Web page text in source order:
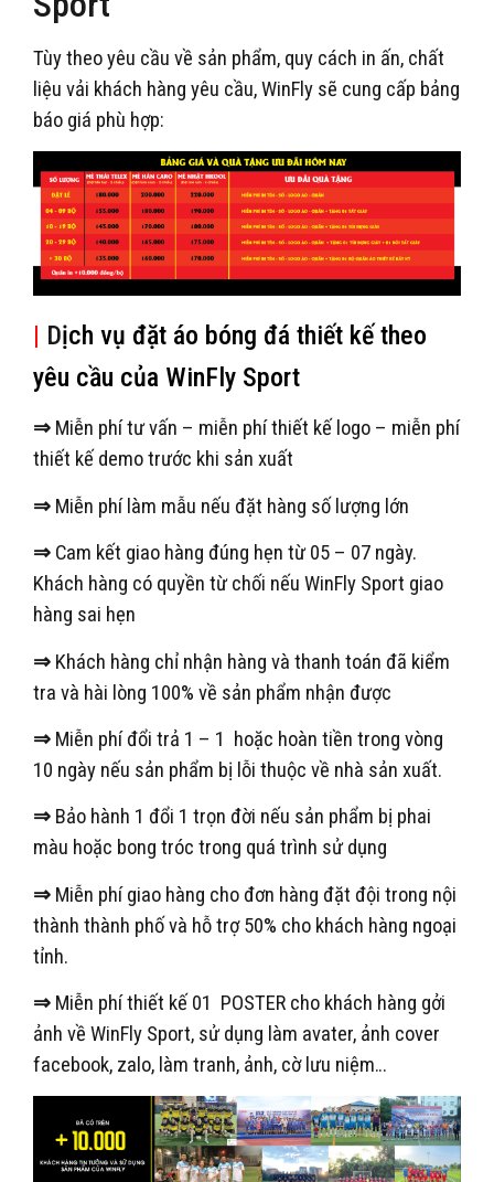
Tùy theo yêu cầu về sản phẩm, quy cách in ấn, chất
liệu vải khách hàng yêu cầu, WinFly sẽ cung cấp bảng
báo giá phù hợp:
| Dịch vụ đặt áo bóng đá thiết kế theo
yêu cầu của WinFly Sport
⇒ Miễn phí tư vấn – miễn phí thiết kế logo – miễn phí
thiết kế demo trước khi sản xuất
⇒ Miễn phí làm mẫu nếu đặt hàng số lượng lớn
⇒ Cam kết giao hàng đúng hẹn từ 05 – 07 ngày.
Khách hàng có quyền từ chối nếu WinFly Sport giao
hàng sai hẹn
⇒ Khách hàng chỉ nhận hàng và thanh toán đã kiểm
tra và hài lòng 100% về sản phẩm nhận được
⇒ Miễn phí đổi trả 1 – 1 hoặc hoàn tiền trong vòng
10 ngày nếu sản phẩm bị lỗi thuộc về nhà sản xuất.
⇒ Bảo hành 1 đổi 1 trọn đời nếu sản phẩm bị phai
màu hoặc bong tróc trong quá trình sử dụng
⇒ Miễn phí giao hàng cho đơn hàng đặt đội trong nội
thành thành phố và hỗ trợ 50% cho khách hàng ngoại
tỉnh.
⇒ Miễn phí thiết kế 01 POSTER cho khách hàng gởi
ảnh về WinFly Sport, sử dụng làm avater, ảnh cover
facebook, zalo, làm tranh, ảnh, cờ lưu niệm…